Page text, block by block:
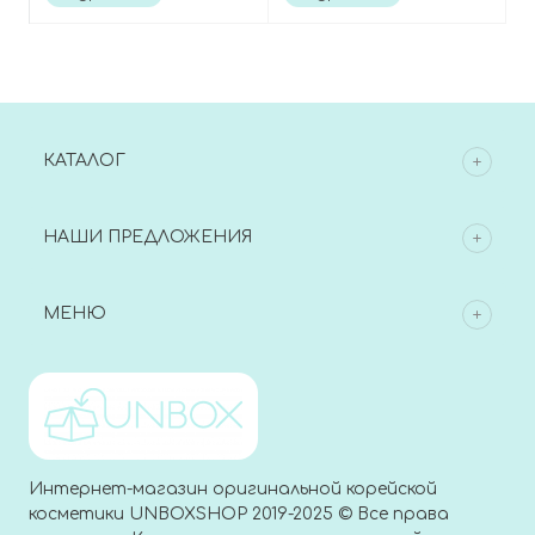
КАТАЛОГ
НАШИ ПРЕДЛОЖЕНИЯ
МЕНЮ
Интернет-магазин оригинальной корейской
косметики UNBOXSHOP 2019-2025 © Все права